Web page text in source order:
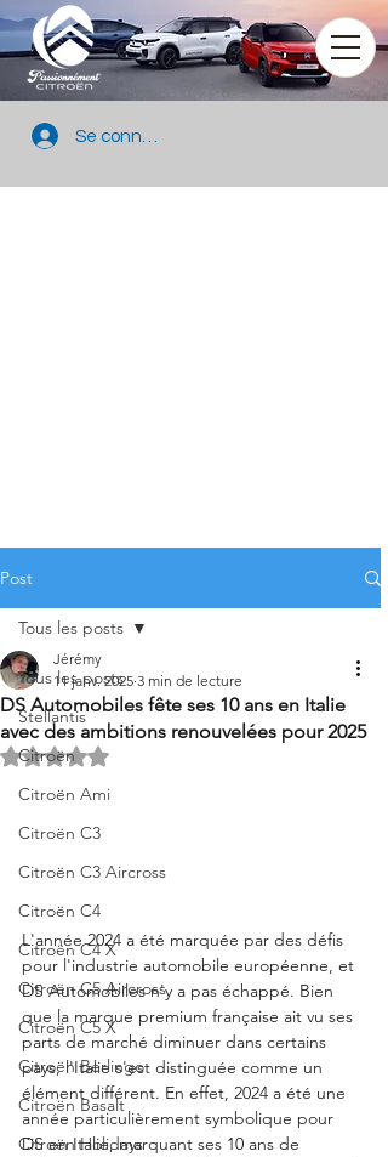
Se connecter
Post
Tous les posts
Stellantis
Citroën
Citroën Ami
Citroën C3
Citroën C3 Aircross
Citroën C4
Citroën C4 X
Citroën C5 Aircross
Citroën C5 X
Citroën Berlingo
Citroën Basalt
Citroën Holidays
Tous les posts
DS Automobiles fête ses 10 ans en Italie
avec des ambitions renouvelées pour 2025
Jérémy
11 janv. 2025 3 min de lecture
Noté NaN étoiles sur 5.
L'année 2024 a été marquée par des défis
pour l'industrie automobile européenne, et
DS Automobiles n'y a pas échappé. Bien
que la marque premium française ait vu ses
parts de marché diminuer dans certains
pays, l'Italie s'est distinguée comme un
élément différent. En effet, 2024 a été une
année particulièrement symbolique pour
DS en Italie, marquant ses 10 ans de